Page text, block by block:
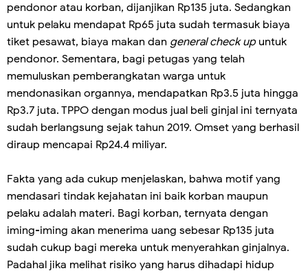
pendonor atau korban, dijanjikan Rp135 juta. Sedangkan
untuk pelaku mendapat Rp65 juta sudah termasuk biaya
tiket pesawat, biaya makan dan general check up untuk
pendonor. Sementara, bagi petugas yang telah
memuluskan pemberangkatan warga untuk
mendonasikan organnya, mendapatkan Rp3.5 juta hingga
Rp3.7 juta. TPPO dengan modus jual beli ginjal ini ternyata
sudah berlangsung sejak tahun 2019. Omset yang berhasil
diraup mencapai Rp24.4 miliyar.
Fakta yang ada cukup menjelaskan, bahwa motif yang
mendasari tindak kejahatan ini baik korban maupun
pelaku adalah materi. Bagi korban, ternyata dengan
iming-iming akan menerima uang sebesar Rp135 juta
sudah cukup bagi mereka untuk menyerahkan ginjalnya.
Padahal jika melihat risiko yang harus dihadapi hidup